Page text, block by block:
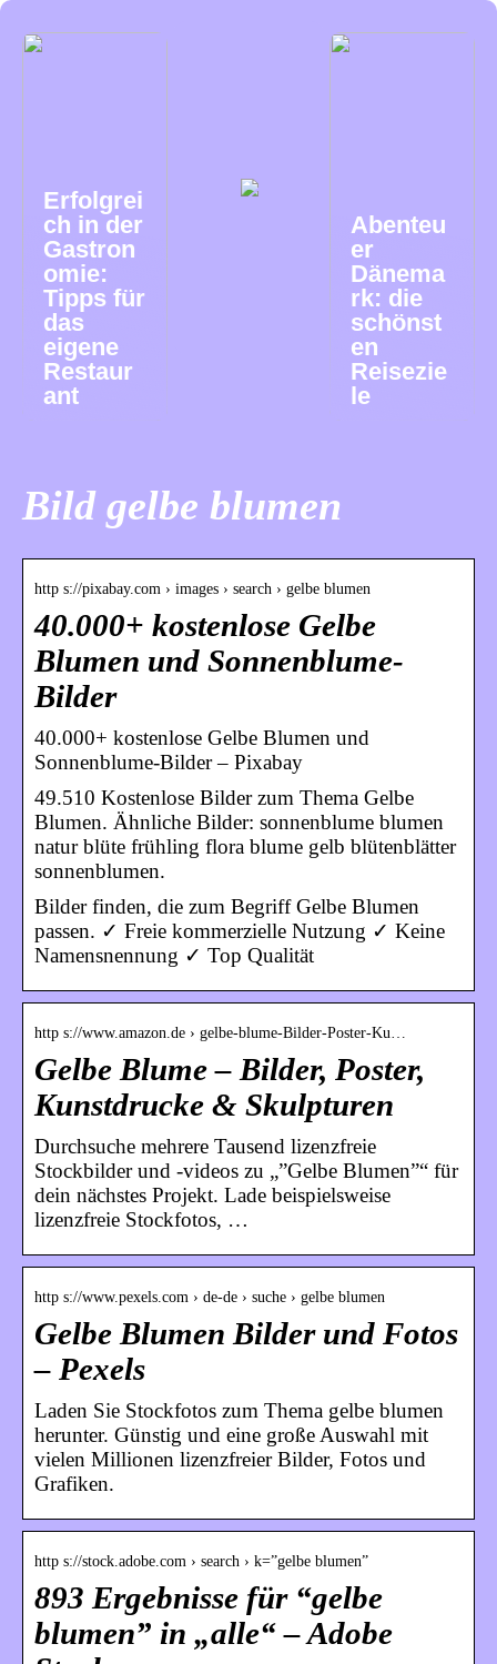
Erfolgrei
ch in der
Gastron
omie:
Tipps für
das
eigene
Restaur
ant
Abenteu
er
Dänema
rk: die
schönst
en
Reisezie
le
Bild gelbe blumen
http s://pixabay.com › images › search › gelbe blumen
40.000+ kostenlose Gelbe
Blumen und Sonnenblume-
Bilder
40.000+ kostenlose Gelbe Blumen und
Sonnenblume-Bilder – Pixabay
49.510 Kostenlose Bilder zum Thema Gelbe
Blumen. Ähnliche Bilder: sonnenblume blumen
natur blüte frühling flora blume gelb blütenblätter
sonnenblumen.
Bilder finden, die zum Begriff Gelbe Blumen
passen. ✓ Freie kommerzielle Nutzung ✓ Keine
Namensnennung ✓ Top Qualität
http s://www.amazon.de › gelbe-blume-Bilder-Poster-Ku…
Gelbe Blume – Bilder, Poster,
Kunstdrucke & Skulpturen
Durchsuche mehrere Tausend lizenzfreie
Stockbilder und -videos zu „”Gelbe Blumen”“ für
dein nächstes Projekt. Lade beispielsweise
lizenzfreie Stockfotos, …
http s://www.pexels.com › de-de › suche › gelbe blumen
Gelbe Blumen Bilder und Fotos
– Pexels
Laden Sie Stockfotos zum Thema gelbe blumen
herunter. Günstig und eine große Auswahl mit
vielen Millionen lizenzfreier Bilder, Fotos und
Grafiken.
http s://stock.adobe.com › search › k=”gelbe blumen”
893 Ergebnisse für “gelbe
blumen” in „alle“ – Adobe